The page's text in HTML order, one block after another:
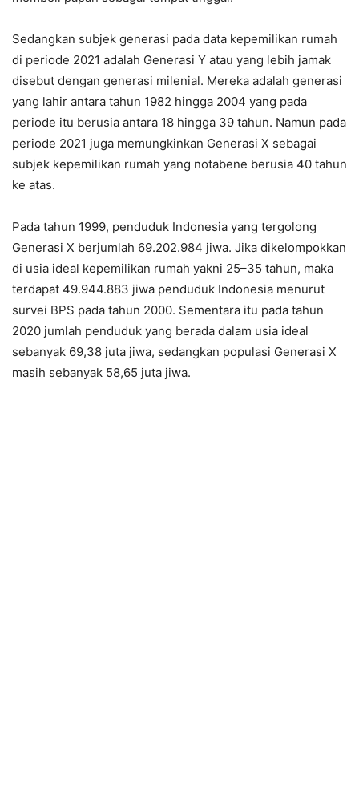
Sedangkan subjek generasi pada data kepemilikan rumah
di periode 2021 adalah Generasi Y atau yang lebih jamak
disebut dengan generasi milenial. Mereka adalah generasi
yang lahir antara tahun 1982 hingga 2004 yang pada
periode itu berusia antara 18 hingga 39 tahun. Namun pada
periode 2021 juga memungkinkan Generasi X sebagai
subjek kepemilikan rumah yang notabene berusia 40 tahun
ke atas.
Pada tahun 1999, penduduk Indonesia yang tergolong
Generasi X berjumlah 69.202.984 jiwa. Jika dikelompokkan
di usia ideal kepemilikan rumah yakni 25–35 tahun, maka
terdapat 49.944.883 jiwa penduduk Indonesia menurut
survei BPS pada tahun 2000. Sementara itu pada tahun
2020 jumlah penduduk yang berada dalam usia ideal
sebanyak 69,38 juta jiwa, sedangkan populasi Generasi X
masih sebanyak 58,65 juta jiwa.